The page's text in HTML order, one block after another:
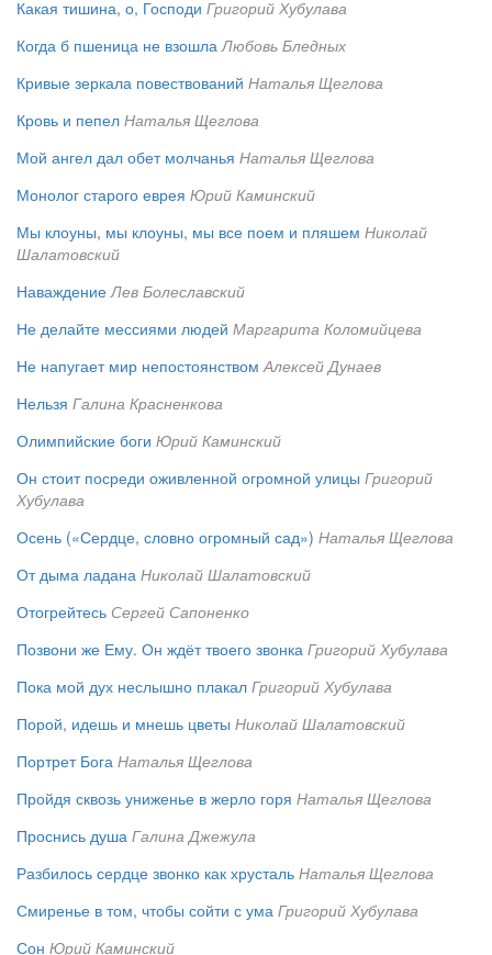
Какая тишина, о, Господи Григорий Хубулава
Когда б пшеница не взошла Любовь Бледных
Кривые зеркала повествований Наталья Щеглова
Кровь и пепел Наталья Щеглова
Мой ангел дал обет молчанья Наталья Щеглова
Монолог старого еврея Юрий Каминский
Мы клоуны, мы клоуны, мы все поем и пляшем Николай
Шалатовский
Наваждение Лев Болеславский
Не делайте мессиями людей Маргарита Коломийцева
Не напугает мир непостоянством Алексей Дунаев
Нельзя Галина Красненкова
Олимпийские боги Юрий Каминский
Он стоит посреди оживленной огромной улицы Григорий
Хубулава
Осень («Сердце, словно огромный сад») Наталья Щеглова
От дыма ладана Николай Шалатовский
Отогрейтесь Сергей Сапоненко
Позвони же Ему. Он ждёт твоего звонка Григорий Хубулава
Пока мой дух неслышно плакал Григорий Хубулава
Порой, идешь и мнешь цветы Николай Шалатовский
Портрет Бога Наталья Щеглова
Пройдя сквозь униженье в жерло горя Наталья Щеглова
Проснись душа Галина Джежула
Разбилось сердце звонко как хрусталь Наталья Щеглова
Смиренье в том, чтобы сойти с ума Григорий Хубулава
Сон Юрий Каминский